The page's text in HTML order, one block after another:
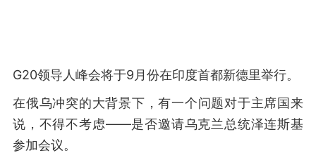
G20领导人峰会将于9月份在印度首都新德里举行。
在俄乌冲突的大背景下，有一个问题对于主席国来
说，不得不考虑——是否邀请乌克兰总统泽连斯基
参加会议。